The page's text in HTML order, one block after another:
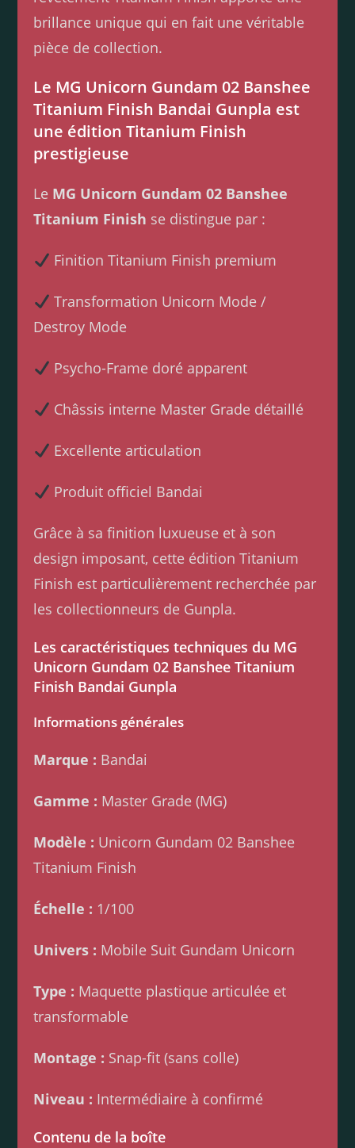
brillance unique qui en fait une véritable
pièce de collection.
Le MG Unicorn Gundam 02 Banshee
Titanium Finish Bandai Gunpla est
une édition Titanium Finish
prestigieuse
Le MG Unicorn Gundam 02 Banshee
Titanium Finish se distingue par :
Finition Titanium Finish premium
Transformation Unicorn Mode /
Destroy Mode
Psycho-Frame doré apparent
Châssis interne Master Grade détaillé
Excellente articulation
Produit officiel Bandai
Grâce à sa finition luxueuse et à son
design imposant, cette édition Titanium
Finish est particulièrement recherchée par
les collectionneurs de Gunpla.
Les caractéristiques techniques du MG
Unicorn Gundam 02 Banshee Titanium
Finish Bandai Gunpla
Informations générales
Marque : Bandai
Gamme : Master Grade (MG)
Modèle : Unicorn Gundam 02 Banshee
Titanium Finish
Échelle : 1/100
Univers : Mobile Suit Gundam Unicorn
Type : Maquette plastique articulée et
transformable
Montage : Snap-fit (sans colle)
Niveau : Intermédiaire à confirmé
Contenu de la boîte